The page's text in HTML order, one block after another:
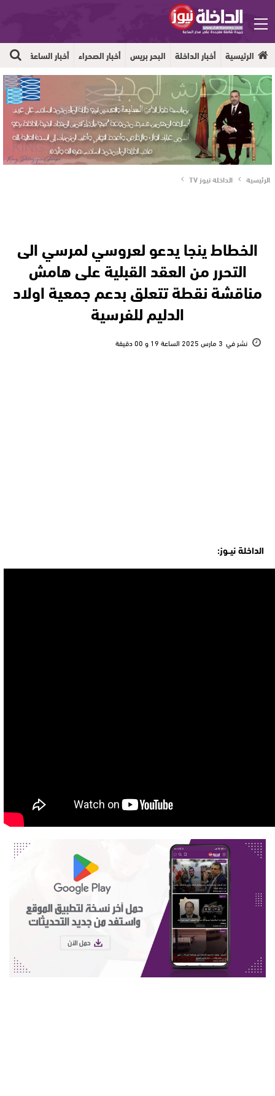
الرئيسية أخبار الداخلة البحر بريس أخبار الصحراء أخبار الساعة
الرئيسية الداخلة نيوز TV
الخطاط ينجا يدعو لعروسي لمرسي الى
التحرر من العقد القبلية على هامش
مناقشة نقطة تتعلق بدعم جمعية اولاد
الدليم للفرسية
نشر في 3 مارس 2025 الساعة 19 و 00 دقيقة
الداخلة نيــوز: